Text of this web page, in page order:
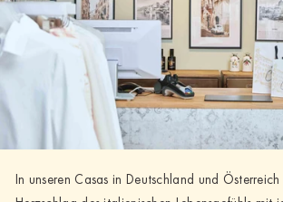
In unseren Casas in Deutschland und